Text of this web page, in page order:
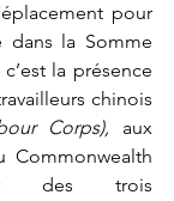
pour
la Somme
la présence
Corps), aux
Commonwealth
des trois